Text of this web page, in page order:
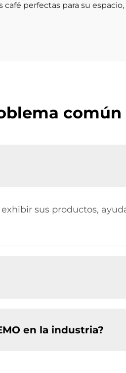
perfectas para su
común
sus productos,
en la industria?